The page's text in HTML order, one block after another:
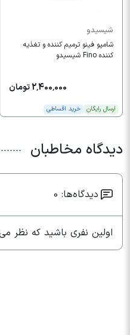
شیسیدو
شامپو فینو ترمیم کننده و تغذیه
کننده Fino شیسیدو
2,400,000 تومان
ارسال رایگان خرید اقساطی
دیدگاه مخاطبان
دیدگاه‌ها: 0
اولین نفری باشید که نظر